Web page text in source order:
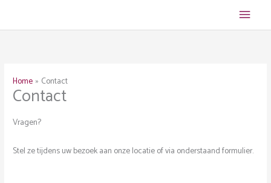
Home Contact
Contact
Vragen?
Stel ze tijdens uw bezoek aan onze locatie of via onderstaand formulier.